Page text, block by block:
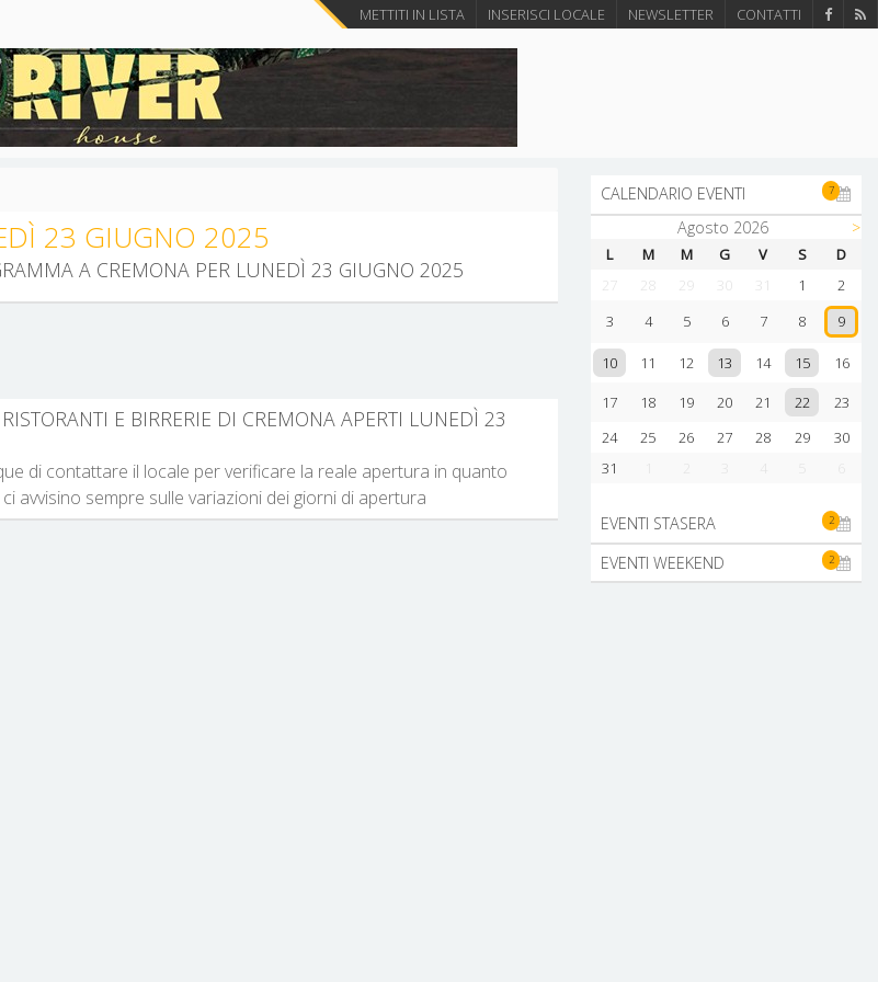
METTITI IN LISTA INSERISCI LOCALE NEWSLETTER CONTATTI
23 GIUGNO 2025
A CREMONA PER LUNEDÌ 23 GIUGNO 2025
E BIRRERIE DI CREMONA APERTI LUNEDÌ 23
di contattare il locale per verificare la reale apertura in quanto
avvisino sempre sulle variazioni dei giorni di apertura
CALENDARIO EVENTI 7
Agosto 2026 >
L M M G V S
D
27
28 29 30 31 1
2
3
4 5 6 7 8 9
10 11 12 13 14 15
16
17
18 19 20 21 22
23
24
25 26 27 28 29
30
31
EVENTI STASERA 2
EVENTI WEEKEND 2